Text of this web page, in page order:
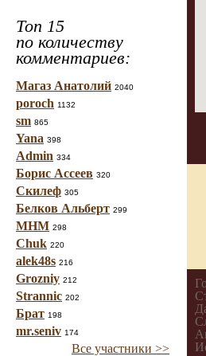
Топ 15
по количеству
комментариев:
Магаз Анатолий 2040
poroch 1132
sm 865
Yana 398
Admin 334
Борис Ассеев 320
Скилеф 305
Белков Альберт 299
МНМ 298
Chuk 220
alek48s 216
Grozniy 212
Strannic 202
Брат 198
mr.seniv 174
Все участники >>